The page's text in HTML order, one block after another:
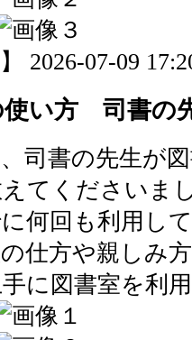
2026-07-09
使い方 司書の
司書の先生が
てくださいま
何回も利用し
仕方や親しみ
に図書室を利